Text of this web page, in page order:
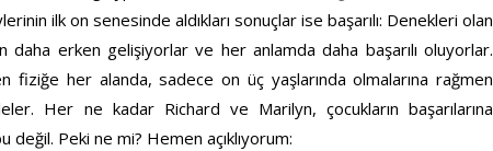
ilk on senesinde aldıkları sonuçlar ise başarılı: Denekleri olan
daha erken gelişiyorlar ve her anlamda daha başarılı oluyorlar.
fiziğe her alanda, sadece on üç yaşlarında olmalarına rağmen
Her ne kadar Richard ve Marilyn, çocukların başarılarına
değil. Peki ne mi? Hemen açıklıyorum: